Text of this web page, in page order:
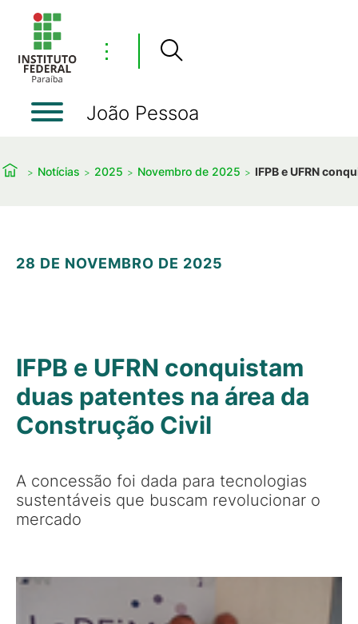
⋮
João Pessoa
Notícias 2025 Novembro de 2025 IFPB e UFRN
28 DE NOVEMBRO DE 2025
IFPB e UFRN conquistam
duas patentes na área da
Construção Civil
A concessão foi dada para tecnologias
sustentáveis que buscam revolucionar o
mercado